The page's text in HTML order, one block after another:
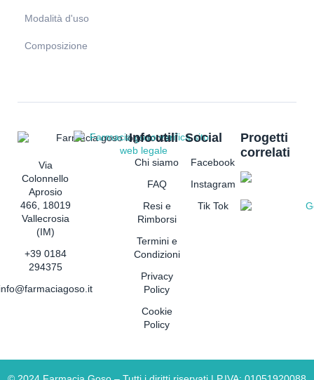
Modalità d'uso
Composizione
Via
Colonnello
Aprosio
466, 18019
Vallecrosia
(IM)
+39 0184
294375
Info utili
Chi siamo
FAQ
Resi e
Rimborsi
Termini e
Condizioni
Privacy
Policy
Cookie
Policy
Social
Facebook
Instagram
Tik Tok
Progetti
correlati